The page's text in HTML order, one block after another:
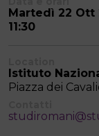
Martedì 22 Ott
11:30
Istituto
Piazza dei